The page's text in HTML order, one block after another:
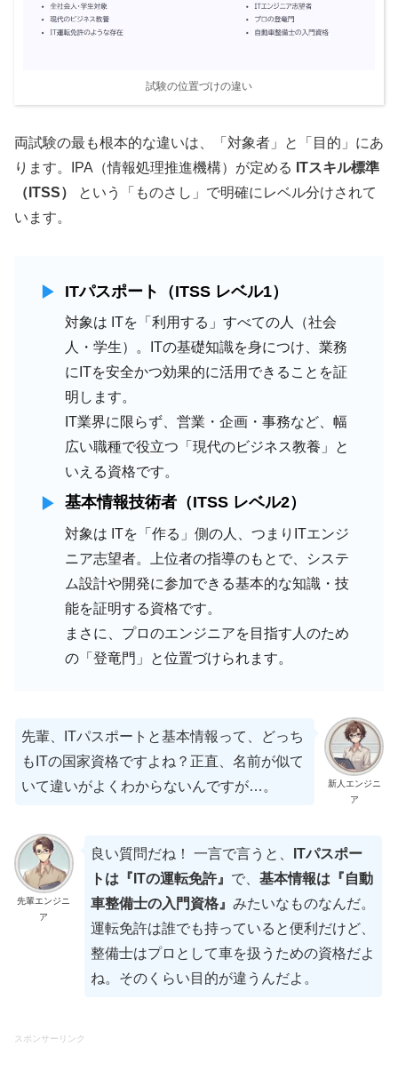
試験の位置づけの違い
両試験の最も根本的な違いは、「対象者」と「目的」にあ
ります。IPA（情報処理推進機構）が定める ITスキル標準
（ITSS）
という「ものさし」で明確にレベル分けされて
います。
ITパスポート（ITSS レベル1）
対象は ITを「利用する」すべての人（社会
人・学生）。ITの基礎知識を身につけ、業務
にITを安全かつ効果的に活用できることを証
明します。
IT業界に限らず、営業・企画・事務など、幅
広い職種で役立つ「現代のビジネス教養」と
いえる資格です。
基本情報技術者（ITSS レベル2）
対象は ITを「作る」側の人、つまりITエンジ
ニア志望者。上位者の指導のもとで、システ
ム設計や開発に参加できる基本的な知識・技
能を証明する資格です。
まさに、プロのエンジニアを目指す人のため
の「登竜門」と位置づけられます。
新人エンジニ
ア
先輩、ITパスポートと基本情報って、どっち
もITの国家資格ですよね？正直、名前が似て
いて違いがよくわからないんですが…。
先輩エンジニ
ア
良い質問だね！ 一言で言うと、
ITパスポー
トは『ITの運転免許』 で、 基本情報は『自動
車整備士の入門資格』 みたいなものなんだ。
運転免許は誰でも持っていると便利だけど、
整備士はプロとして車を扱うための資格だよ
ね。そのくらい目的が違うんだよ。
スポンサーリンク